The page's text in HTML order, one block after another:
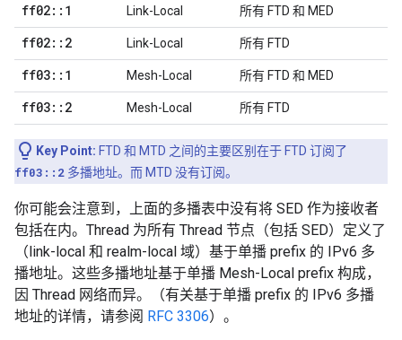
ff02:: 1 Link-Local 所有 FTD 和 MED
ff02:: 2 Link-Local 所有 FTD
ff03:: 1 Mesh-Local 所有 FTD 和 MED
ff03:: 2 Mesh-Local 所有 FTD
Key Point: FTD 和 MTD 之间的主要区别在于 FTD 订阅了
ff03::2 多播地址。而 MTD 没有订阅。
你可能会注意到，上面的多播表中没有将 SED 作为接收者
包括在内。Thread 为所有 Thread 节点（包括 SED）定义了
（link-local 和 realm-local 域）基于单播 prefix 的 IPv6 多
播地址。这些多播地址基于单播 Mesh-Local prefix 构成，
因 Thread 网络而异。（有关基于单播 prefix 的 IPv6 多播
地址的详情，请参阅 RFC 3306）。